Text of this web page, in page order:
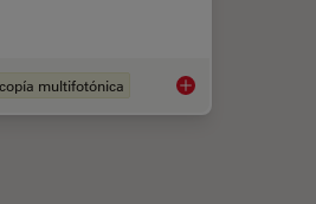
of Molecules
multifotónica An Introduction to